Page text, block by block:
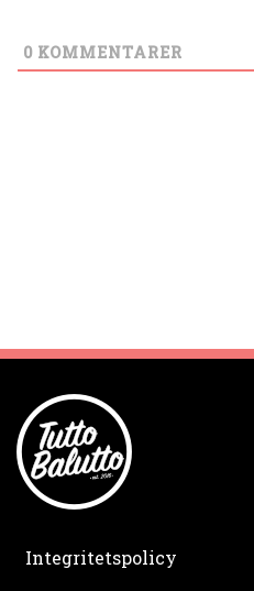
0 KOMMENTARER
Integritetspolicy